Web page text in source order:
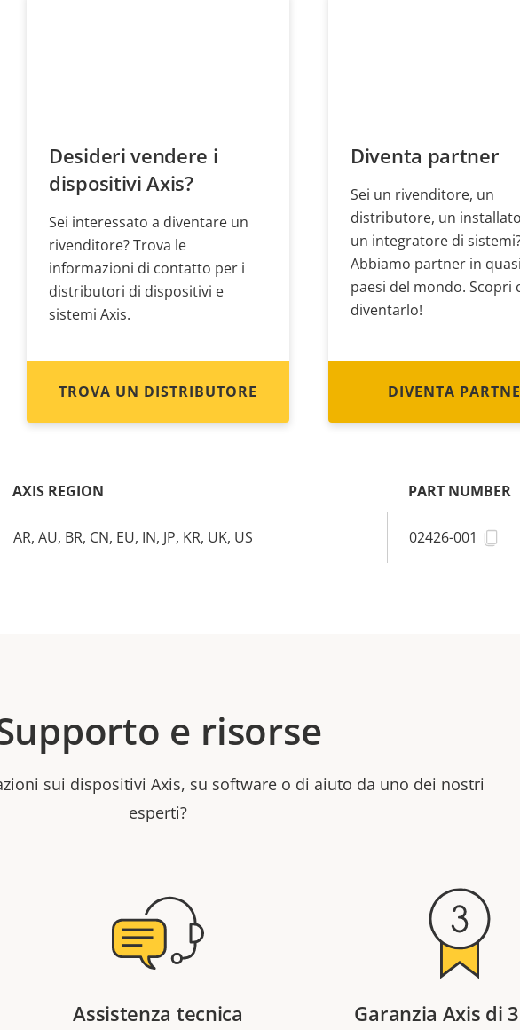
Desideri vendere i
dispositivi Axis?
Sei interessato a diventare un
rivenditore? Trova le
informazioni di contatto per i
distributori di dispositivi e
sistemi Axis.
TROVA UN DISTRIBUTORE
Diventa partner
Sei un rivenditore, un
distributore, un
un integratore di
Abbiamo partner in
paesi del mondo. Scopri
diventarlo!
DIVENTA
AXIS REGION PART NUMBER
AR, AU, BR, CN, EU, IN, JP, KR, UK, US 02426-001
e risorse
sui dispositivi Axis, su software o di aiuto da uno dei nostri
esperti?
Assistenza tecnica Garanzia Axis di